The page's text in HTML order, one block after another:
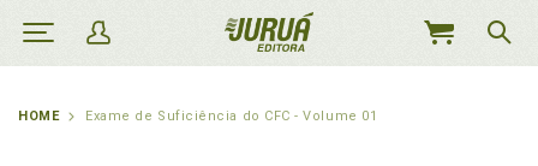
MEU
HOME Exame de Suficiência do CFC - Volume 01